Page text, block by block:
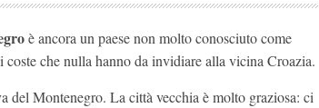
è ancora un paese non molto conosciuto come
che nulla hanno da invidiare alla vicina Croazia.
del Montenegro. La città vecchia è molto graziosa: ci